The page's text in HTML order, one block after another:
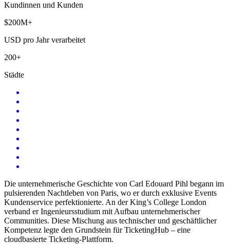
Kundinnen und Kunden
$200M+
USD pro Jahr verarbeitet
200+
Städte
Die unternehmerische Geschichte von Carl Edouard Pihl begann im
pulsierenden Nachtleben von Paris, wo er durch exklusive Events
Kundenservice perfektionierte. An der King’s College London
verband er Ingenieursstudium mit Aufbau unternehmerischer
Communities. Diese Mischung aus technischer und geschäftlicher
Kompetenz legte den Grundstein für TicketingHub – eine
cloudbasierte Ticketing-Plattform.